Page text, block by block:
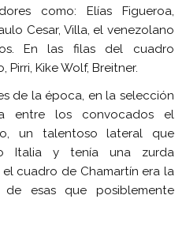
como: Elías Figueroa,
Cesar, Villa, el venezolano
En las filas del cuadro
Kike Wolf, Breitner.
de la época, en la selección
entre los convocados el
un talentoso lateral que
Italia y tenía una zurda
cuadro de Chamartín era la
esas que posiblemente